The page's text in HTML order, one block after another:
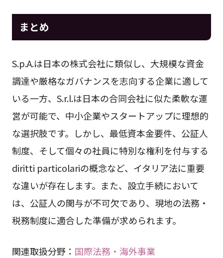
まとめ
S.p.A.は日本の株式会社に類似し、大規模な資金
調達や厳格なガバナンスを志向する企業に適して
いる一方、S.r.l.は日本の合同会社に似た柔軟な運
営が可能で、中小企業やスタートアップに理想的
な選択肢です。しかし、最低資本金要件、公証人
制度、そして個々の社員に特別な権利を付与する
diritti particolariの概念など、イタリア法に重要
な違いが存在します。また、設立手続において
は、公証人の関与が不可欠であり、現地の法務・
税務制度に適合した準備が求められます。
関連取扱分野： 国際法務・海外事業